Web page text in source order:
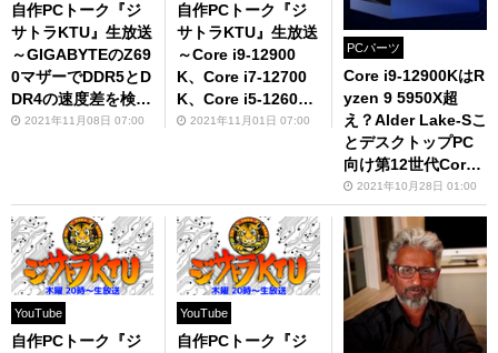
自作PCトーク『ジ
サトラKTU』生放送
～GIGABYTEのZ69
0マザーでDDR5とD
DR4の速度差を検証
～2021年11月08日 07:00
自作PCトーク『ジ
サトラKTU』生放送
～Core i9-12900
K、Core i7-12700
K、Core i5-12600K
超検証～
2021年11月01日 07:00
PCパーツ
Core i9-12900KはR
yzen 9 5950X超
え？Alder Lake-Sこ
とデスクトップPC
向け第12世代Core
が正式発表
2021年10月28日 01:00
YouTube
自作PCトーク『ジ
YouTube
自作PCトーク『ジ